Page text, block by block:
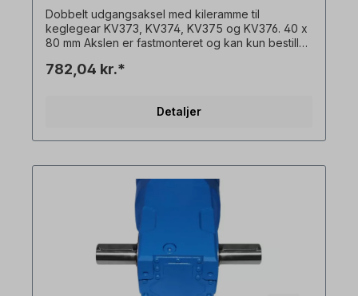
Dobbelt udgangsaksel med kileramme til
keglegear KV373, KV374, KV375 og KV376. 40 x
80 mm Akslen er fastmonteret og kan kun bestilles
ikke-bindende eksempler! Der tages forbehold
782,04 kr.*
Detaljer